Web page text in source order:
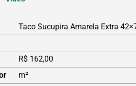
Taco Sucupira Amarela Extra
R$ 162,00
m²